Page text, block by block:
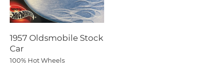
1957 Oldsmobile Stock
Car
100% Hot Wheels